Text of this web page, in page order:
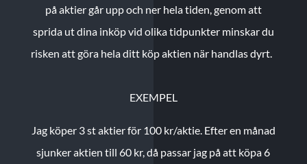
på aktier går upp och ner hela tiden, genom att
sprida ut dina inköp vid olika tidpunkter minskar du
risken att göra hela ditt köp aktien när handlas dyrt.
EXEMPEL
Jag köper 3 st aktier för 100 kr/aktie. Efter en månad
sjunker aktien till 60 kr, då passar jag på att köpa 6